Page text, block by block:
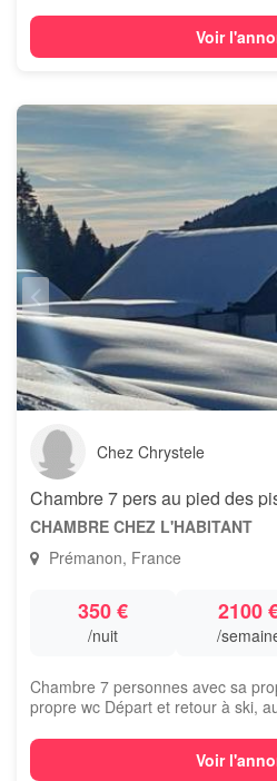
Voir
Chez Chrystele
CHAMBRE CHEZ L'HABITANT
Prémanon, France
350 €
/nuit
2100
/
Chambre 7 personnes avec sa
propre wc Départ et retour à ski,
Voir